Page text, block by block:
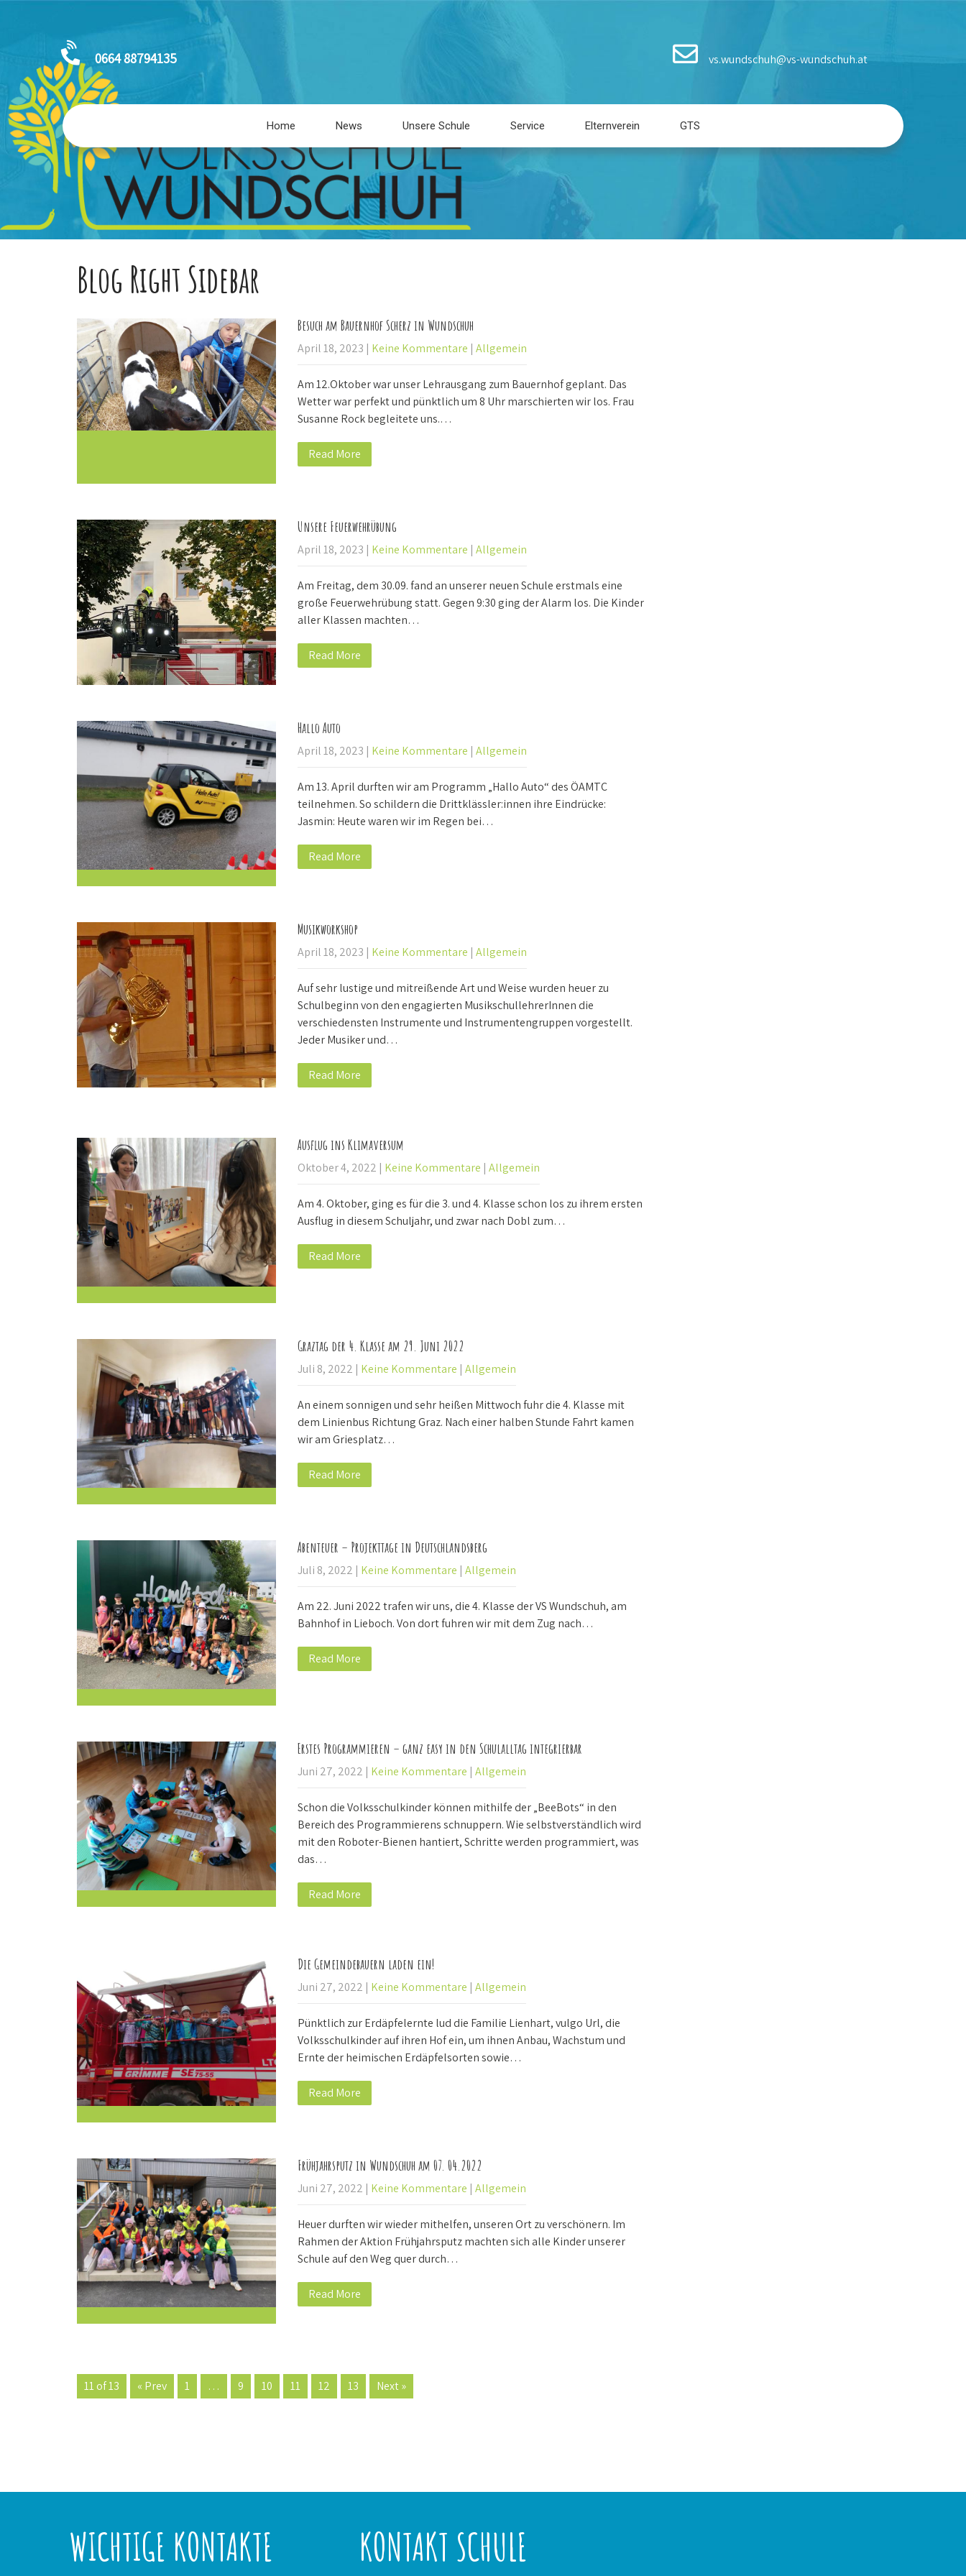
0664 88794135 vs.wundschuh@vs-wundschuh.at
Home News Unsere Schule Service Elternverein GTS
Blog Right Sidebar
Besuch am Bauernhof Scherz in Wundschuh
April 18, 2023 | Keine Kommentare | Allgemein
Am 12.Oktober war unser Lehrausgang zum Bauernhof geplant. Das
Wetter war perfekt und pünktlich um 8 Uhr marschierten wir los. Frau
Susanne Rock begleitete uns.…
Read More
Unsere Feuerwehrübung
April 18, 2023 | Keine Kommentare | Allgemein
Am Freitag, dem 30.09. fand an unserer neuen Schule erstmals eine
große Feuerwehrübung statt. Gegen 9:30 ging der Alarm los. Die Kinder
aller Klassen machten…
Read More
Hallo Auto
April 18, 2023 | Keine Kommentare | Allgemein
Am 13. April durften wir am Programm „Hallo Auto“ des ÖAMTC
teilnehmen. So schildern die Drittklässler:innen ihre Eindrücke:
Jasmin: Heute waren wir im Regen bei…
Read More
Musikworkshop
April 18, 2023 | Keine Kommentare | Allgemein
Auf sehr lustige und mitreißende Art und Weise wurden heuer zu
Schulbeginn von den engagierten MusikschullehrerInnen die
verschiedensten Instrumente und Instrumentengruppen vorgestellt.
Jeder Musiker und…
Read More
Ausflug ins Klimaversum
Oktober 4, 2022 | Keine Kommentare | Allgemein
Am 4. Oktober, ging es für die 3. und 4. Klasse schon los zu ihrem ersten
Ausflug in diesem Schuljahr, und zwar nach Dobl zum…
Read More
Graztag der 4. Klasse am 29. Juni 2022
Juli 8, 2022 | Keine Kommentare | Allgemein
An einem sonnigen und sehr heißen Mittwoch fuhr die 4. Klasse mit
dem Linienbus Richtung Graz. Nach einer halben Stunde Fahrt kamen
wir am Griesplatz…
Read More
Abenteuer – Projekttage in Deutschlandsberg
Juli 8, 2022 | Keine Kommentare | Allgemein
Am 22. Juni 2022 trafen wir uns, die 4. Klasse der VS Wundschuh, am
Bahnhof in Lieboch. Von dort fuhren wir mit dem Zug nach…
Read More
Erstes Programmieren – ganz easy in den Schulalltag integrierbar
Juni 27, 2022 | Keine Kommentare | Allgemein
Schon die Volksschulkinder können mithilfe der „BeeBots“ in den
Bereich des Programmierens schnuppern. Wie selbstverständlich wird
mit den Roboter-Bienen hantiert, Schritte werden programmiert, was
das…
Read More
Die Gemeindebauern laden ein!
Juni 27, 2022 | Keine Kommentare | Allgemein
Pünktlich zur Erdäpfelernte lud die Familie Lienhart, vulgo Url, die
Volksschulkinder auf ihren Hof ein, um ihnen Anbau, Wachstum und
Ernte der heimischen Erdäpfelsorten sowie…
Read More
Frühjahrsputz in Wundschuh am 07. 04.2022
Juni 27, 2022 | Keine Kommentare | Allgemein
Heuer durften wir wieder mithelfen, unseren Ort zu verschönern. Im
Rahmen der Aktion Frühjahrsputz machten sich alle Kinder unserer
Schule auf den Weg quer durch…
Read More
11 of 13 « Prev 1 … 9 10 11 12 13 Next »
WICHTIGE KONTAKTE KONTAKT SCHULE